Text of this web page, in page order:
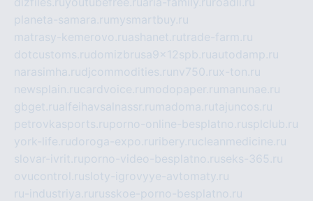
planeta-samara.ru mysmartbuy.ru
matrasy-kemerovo.ruashanet.rutrade-farm.ru
dotcustoms.rudomizbrusa9x12spb.ruautodamp.ru
narasimha.rudjcommodities.ru nv750.rux-ton.ru
newsplain.rucardvoice.ru modopaper.ru manunae.ru
gbget.rualfeihavsalnassr.ru madoma.rutajuncos.ru
petrovkasports.ruporno-online-besplatno.rusplclub.ru
york-life.rudoroga-expo.ru ribery.rucleanmedicine.ru
slovar-ivrit.ruporno-video-besplatno.ruseks-365.ru
ovucontrol.rusloty-igrovyye-avtomaty.ru
ru-industriya.ru russkoe-porno-besplatno.ru